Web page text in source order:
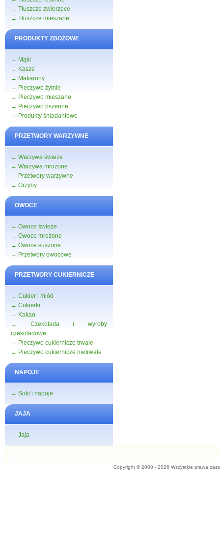
→ Tłuszcze zwierzęce
→ Tłuszcze mieszane
PRODUKTY ZBOŻOWE
→ Mąki
→ Kasze
→ Makarony
→ Pieczywo żytnie
→ Pieczywo mieszane
→ Pieczywo pszenne
→ Produkty śniadaniowe
PRZETWORY WARZYWNE
→ Warzywa świeże
→ Warzywa mrożone
→ Przetwory warzywne
→ Grzyby
OWOCE
→ Owoce świeże
→ Owoce mrożone
→ Owoce suszone
→ Przetwory owocowe
PRZETWORY CUKIERNICZE
→ Cukier i miód
→ Cukierki
→ Kakao
→ Czekolada i wyroby
czekoladowe
→ Pieczywo cukiernicze trwałe
→ Pieczywo cukiernicze nietrwałe
NAPOJE
→ Soki i napoje
JAJA
→ Jaja
Copyright © 2008 - 2026 Wszystkie prawa